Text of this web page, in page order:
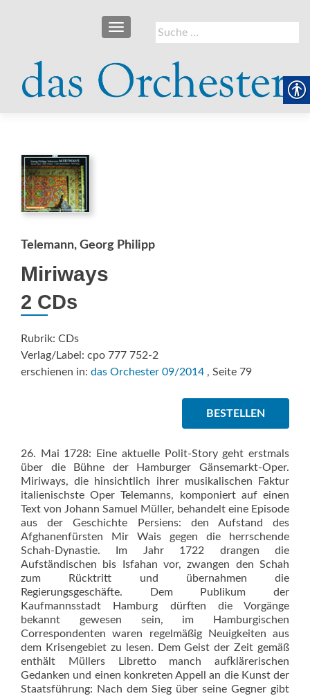
Suche
nach:
SCHALTE NAVIGATION
Telemann, Georg Philipp
Miriways
2 CDs
Rubrik: CDs
Verlag/Label: cpo 777 752-2
erschienen in: das Orchester 09/2014 , Seite 79
BESTELLEN
26. Mai 1728: Eine aktuelle Polit-Story geht erstmals
über die Bühne der Hamburger Gänsemarkt-Oper.
Miriways, die hinsichtlich ihrer musikalischen Faktur
italienischste Oper Telemanns, komponiert auf einen
Text von Johann Samuel Müller, behandelt eine Episode
aus der Geschichte Persiens: den Aufstand des
Afghanenfürsten Mir Wais gegen die herrschende
Schah-Dynastie. Im Jahr 1722 drangen die
Aufständischen bis Isfahan vor, zwangen den Schah
zum Rücktritt und übernahmen die
Regierungsgeschäfte. Dem Publikum der
Kaufmannsstadt Hamburg dürften die Vorgänge
bekannt gewesen sein, im Hamburgischen
Correspondenten waren regelmäßig Neuigkeiten aus
dem Krisengebiet zu lesen. Dem Geist der Zeit gemäß
enthält Müllers Libretto manch aufklärerischen
Gedanken und einen konkreten Appell an die Kunst der
Staatsführung: Nach dem Sieg über seine Gegner gibt